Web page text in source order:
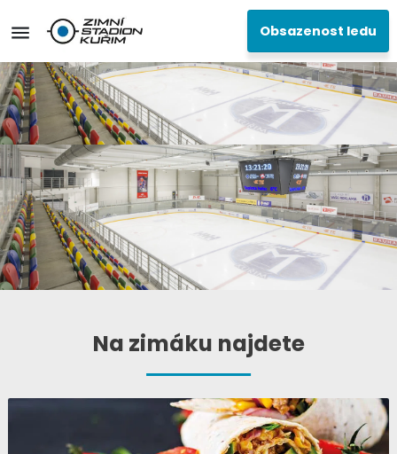
Obsazenost ledu
Na zimáku najdete